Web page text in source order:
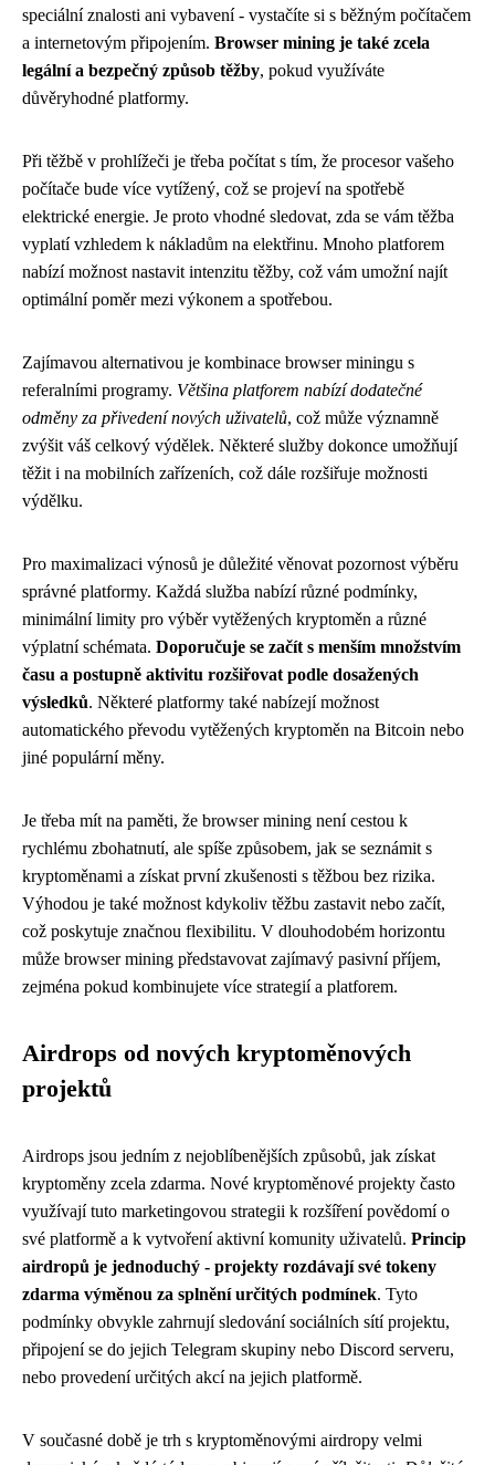
speciální znalosti ani vybavení - vystačíte si s běžným počítačem
a internetovým připojením. Browser mining je také zcela
legální a bezpečný způsob těžby, pokud využíváte
důvěryhodné platformy.
Při těžbě v prohlížeči je třeba počítat s tím, že procesor vašeho
počítače bude více vytížený, což se projeví na spotřebě
elektrické energie. Je proto vhodné sledovat, zda se vám těžba
vyplatí vzhledem k nákladům na elektřinu. Mnoho platforem
nabízí možnost nastavit intenzitu těžby, což vám umožní najít
optimální poměr mezi výkonem a spotřebou.
Zajímavou alternativou je kombinace browser miningu s
referalními programy. Většina platforem nabízí dodatečné
odměny za přivedení nových uživatelů, což může významně
zvýšit váš celkový výdělek. Některé služby dokonce umožňují
těžit i na mobilních zařízeních, což dále rozšiřuje možnosti
výdělku.
Pro maximalizaci výnosů je důležité věnovat pozornost výběru
správné platformy. Každá služba nabízí různé podmínky,
minimální limity pro výběr vytěžených kryptoměn a různé
výplatní schémata. Doporučuje se začít s menším množstvím
času a postupně aktivitu rozšiřovat podle dosažených
výsledků. Některé platformy také nabízejí možnost
automatického převodu vytěžených kryptoměn na Bitcoin nebo
jiné populární měny.
Je třeba mít na paměti, že browser mining není cestou k
rychlému zbohatnutí, ale spíše způsobem, jak se seznámit s
kryptoměnami a získat první zkušenosti s těžbou bez rizika.
Výhodou je také možnost kdykoliv těžbu zastavit nebo začít,
což poskytuje značnou flexibilitu. V dlouhodobém horizontu
může browser mining představovat zajímavý pasivní příjem,
zejména pokud kombinujete více strategií a platforem.
Airdrops od nových kryptoměnových
projektů
Airdrops jsou jedním z nejoblíbenějších způsobů, jak získat
kryptoměny zcela zdarma. Nové kryptoměnové projekty často
využívají tuto marketingovou strategii k rozšíření povědomí o
své platformě a k vytvoření aktivní komunity uživatelů. Princip
airdropů je jednoduchý - projekty rozdávají své tokeny
zdarma výměnou za splnění určitých podmínek. Tyto
podmínky obvykle zahrnují sledování sociálních sítí projektu,
připojení se do jejich Telegram skupiny nebo Discord serveru,
nebo provedení určitých akcí na jejich platformě.
V současné době je trh s kryptoměnovými airdropy velmi